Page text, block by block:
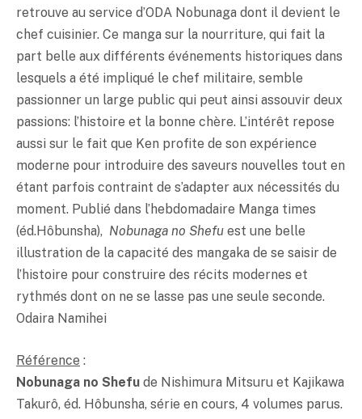
retrouve au service d’ODA Nobunaga dont il devient le
chef cuisinier. Ce manga sur la nourriture, qui fait la
part belle aux différents événements historiques dans
lesquels a été impliqué le chef militaire, semble
passionner un large public qui peut ainsi assouvir deux
passions: l’histoire et la bonne chère. L’intérêt repose
aussi sur le fait que Ken profite de son expérience
moderne pour introduire des saveurs nouvelles tout en
étant parfois contraint de s’adapter aux nécessités du
moment. Publié dans l’hebdomadaire Manga times
(éd.Hôbunsha), Nobunaga no Shefu est une belle
illustration de la capacité des mangaka de se saisir de
l’histoire pour construire des récits modernes et
rythmés dont on ne se lasse pas une seule seconde.
Odaira Namihei
Référence :
Nobunaga no Shefu de Nishimura Mitsuru et Kajikawa
Takurô, éd. Hôbunsha, série en cours, 4 volumes parus.